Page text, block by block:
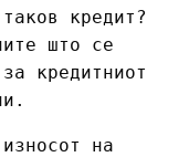
кредит?
што се
кредитниот
на